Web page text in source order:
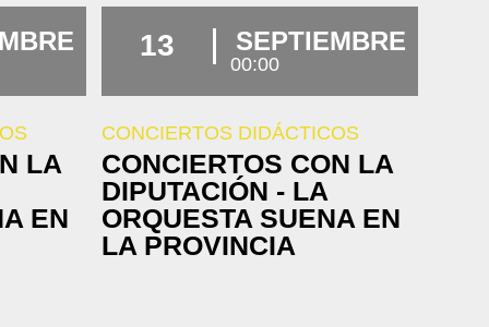
LA
EN
13 SEPTIEMBRE
00:00
CONCIERTOS DIDÁCTICOS
CONCIERTOS CON LA
DIPUTACIÓN - LA
ORQUESTA SUENA EN
LA PROVINCIA